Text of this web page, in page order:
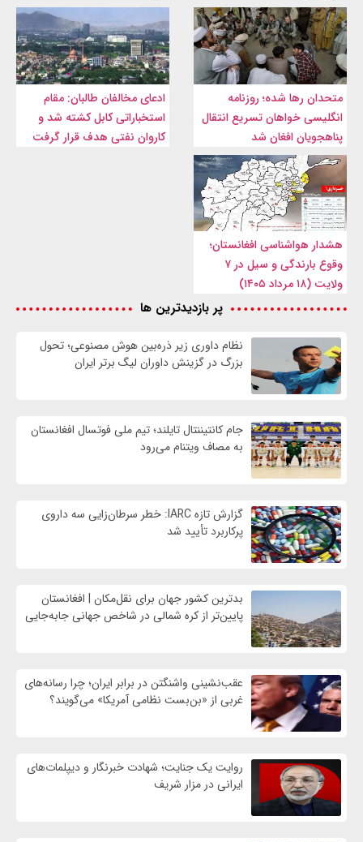
متحدان رها شده؛ روزنامه
انگلیسی خواهان تسریع انتقال
پناهجویان افغان شد
ادعای مخالفان طالبان: مقام
استخباراتی کابل کشته شد و
کاروان نفتی هدف قرار گرفت
هشدار هواشناسی افغانستان؛
وقوع بارندگی و سیل در ۷
ولایت (۱۸ مرداد ۱۴۰۵)
پر بازدیدترین ها
نظام داوری زیر ذره‌بین هوش مصنوعی؛ تحول
بزرگ در گزینش داوران لیگ برتر ایران
جام کانتیننتال تایلند؛ تیم ملی فوتسال افغانستان
به مصاف ویتنام می‌رود
گزارش تازه IARC: خطر سرطان‌زایی سه داروی
پرکاربرد تأیید شد
بدترین کشور جهان برای نقل‌مکان | افغانستان
پایین‌تر از کره شمالی در شاخص جهانی جابه‌جایی
عقب‌نشینی واشنگتن در برابر ایران؛ چرا رسانه‌های
غربی از «بن‌بست نظامی آمریکا» می‌گویند؟
روایت یک جنایت؛ شهادت خبرنگار و دیپلمات‌های
ایرانی در مزار شریف